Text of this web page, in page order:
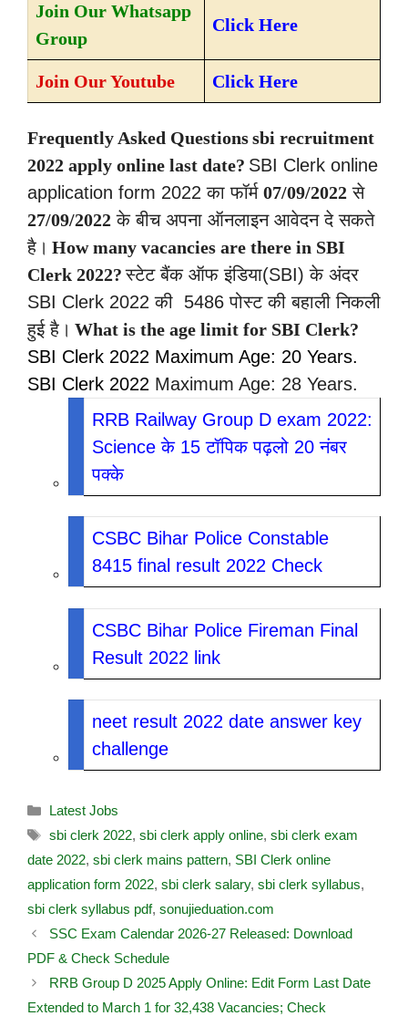
Join Our Whatsapp
Group
Click Here
Join Our Youtube Click Here
Frequently Asked Questionssbi recruitment
2022 apply online last date? SBI Clerk online
application form 2022 का फॉर्म 07/09/2022 से
27/09/2022 के बीच अपना ऑनलाइन आवेदन दे सकते
है। How many vacancies are there in SBI
Clerk 2022? स्टेट बैंक ऑफ इंडिया(SBI) के अंदर
SBI Clerk 2022 की 5486 पोस्ट की बहाली निकली
हुई है। What is the age limit for SBI Clerk?
SBI Clerk 2022 Maximum Age: 20 Years.
SBI Clerk 2022 Maximum Age: 28 Years.
RRB Railway Group D exam 2022:
Science के 15 टॉपिक पढ़लो 20 नंबर
पक्के
CSBC Bihar Police Constable
8415 final result 2022 Check
CSBC Bihar Police Fireman Final
Result 2022 link
neet result 2022 date answer key
challenge
Latest Jobs
sbi clerk 2022, sbi clerk apply online, sbi clerk exam
date 2022, sbi clerk mains pattern, SBI Clerk online
application form 2022, sbi clerk salary, sbi clerk syllabus,
sbi clerk syllabus pdf, sonujieduation.com
SSC Exam Calendar 2026-27 Released: Download
PDF & Check Schedule
RRB Group D 2025 Apply Online: Edit Form Last Date
Extended to March 1 for 32,438 Vacancies; Check